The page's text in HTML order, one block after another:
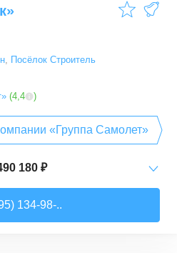
предложения
1
, Посёлок Строитель
(4,4 )
«Группа Самолет»
180 ₽
134-98-..